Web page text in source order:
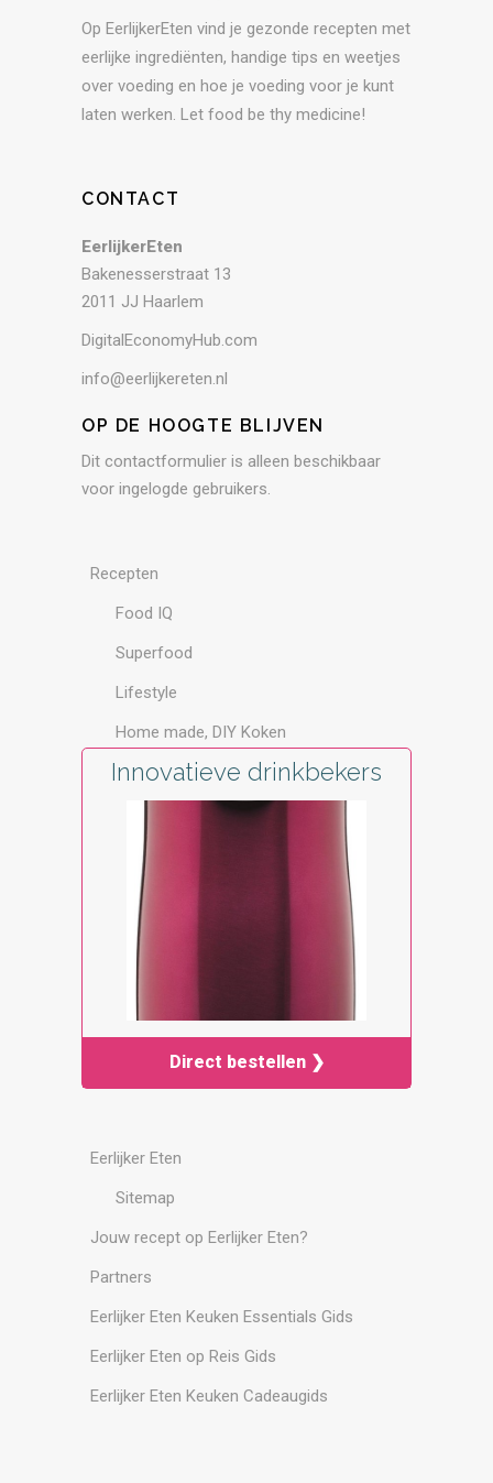
Op EerlijkerEten vind je gezonde recepten met
eerlijke ingrediënten, handige tips en weetjes
over voeding en hoe je voeding voor je kunt
laten werken. Let food be thy medicine!
CONTACT
EerlijkerEten
Bakenesserstraat 13
2011 JJ Haarlem
DigitalEconomyHub.com
info@eerlijkereten.nl
OP DE HOOGTE BLIJVEN
Dit contactformulier is alleen beschikbaar
voor ingelogde gebruikers.
Recepten
Food IQ
Superfood
Lifestyle
Home made, DIY Koken
Innovatieve drinkbekers
Direct bestellen ❯
Eerlijker Eten
Sitemap
Jouw recept op Eerlijker Eten?
Partners
Eerlijker Eten Keuken Essentials Gids
Eerlijker Eten op Reis Gids
Eerlijker Eten Keuken Cadeaugids